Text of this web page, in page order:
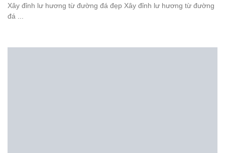
Xây đỉnh lư hương từ đường đá đẹp Xây đỉnh lư hương từ đường
đá ...